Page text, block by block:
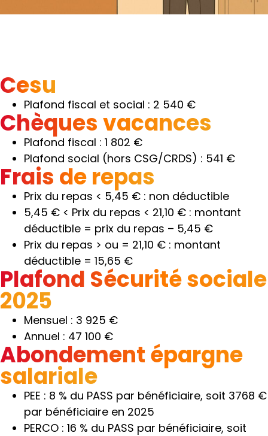
Cesu
Plafond fiscal et social : 2 540 €
Chèques vacances
Plafond fiscal : 1 802 €
Plafond social (hors CSG/CRDS) : 541 €
Frais de repas
Prix du repas < 5,45 € : non déductible
5,45 € < Prix du repas < 21,10 € : montant
déductible = prix du repas – 5,45 €
Prix du repas > ou = 21,10 € : montant
déductible = 15,65 €
Plafond Sécurité sociale
2025
Mensuel : 3 925 €
Annuel : 47 100 €
Abondement épargne
salariale
PEE : 8 % du PASS par bénéficiaire, soit 3768 €
par bénéficiaire en 2025
PERCO : 16 % du PASS par bénéficiaire, soit